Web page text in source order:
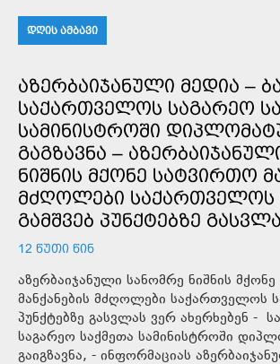
ᲓᲦᲘᲡ ᲐᲛᲑᲐᲕᲘ
ᲐᲖᲔᲠᲑᲐᲘᲯᲐᲜᲣᲚᲘ ᲛᲔᲓᲘᲐ –
ᲡᲐᲥᲐᲠᲗᲕᲔᲚᲝᲡ ᲡᲐᲒᲐᲠᲔᲝ
ᲡᲐᲛᲘᲜᲘᲡᲢᲠᲝᲨᲘ
ᲒᲐᲒᲖᲐᲕᲜᲐ –
ᲜᲘᲨᲜᲘᲡ ᲛᲥᲝᲜᲔ ᲡᲐᲢᲕᲘᲠᲗᲝ
ᲛᲫᲦᲝᲚᲔᲑᲘ ᲡᲐᲥᲐᲠᲗᲕᲔᲚᲝᲡ
ᲒᲐᲛᲨᲕᲔᲑ ᲞᲣᲜᲥᲢᲔᲑᲖᲔ
12 ᲬᲣᲗᲘ ᲬᲘᲜ
აზერბაიჯანული სანომრე ნიშნის
მანქანების მძღოლები საქართველოს
პუნქტებზე გასვლას ვერ ახერხებენ -
საგარეო საქმეთა სამინისტროში
გაიგზავნა, - ინფორმაციას